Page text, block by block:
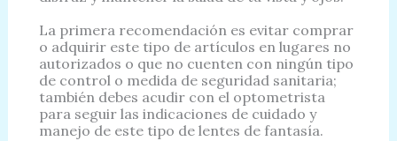
La primera recomendación es evitar comprar
o adquirir este tipo de artículos en lugares no
autorizados o que no cuenten con ningún tipo
de control o medida de seguridad sanitaria;
también debes acudir con el optometrista
para seguir las indicaciones de cuidado y
manejo de este tipo de lentes de fantasía.